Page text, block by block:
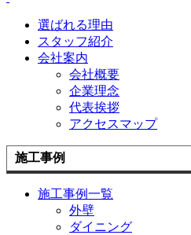
選ばれる理由
スタッフ紹介
会社案内
会社概要
企業理念
代表挨拶
アクセスマップ
施工事例
施工事例一覧
外壁
ダイニング